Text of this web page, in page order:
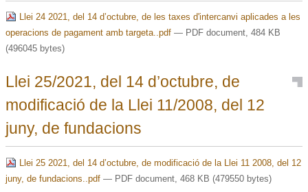
Llei 24 2021, del 14 d’octubre, de les taxes d'intercanvi aplicades a les
operacions de pagament amb targeta..pdf— PDF document, 484 KB
(496045 bytes)
Llei 25/2021, del 14 d’octubre, de
modificació de la Llei 11/2008, del 12
juny, de fundacions
Llei 25 2021, del 14 d’octubre, de modificació de la Llei 11 2008, del 12
juny, de fundacions..pdf— PDF document, 468 KB (479550 bytes)